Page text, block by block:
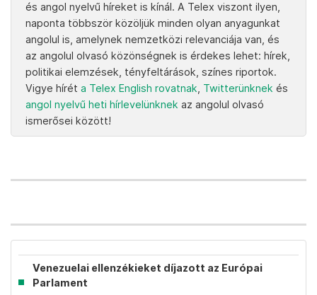
és angol nyelvű híreket is kínál. A Telex viszont ilyen,
naponta többször közöljük minden olyan anyagunkat
angolul is, amelynek nemzetközi relevanciája van, és
az angolul olvasó közönségnek is érdekes lehet: hírek,
politikai elemzések, tényfeltárások, színes riportok.
Vigye hírét a Telex English rovatnak Twitterünknek és
angol nyelvű heti hírlevelünknek az angolul olvasó
ismerősei között!
Venezuelai ellenzékieket díjazott az Európai
Parlament